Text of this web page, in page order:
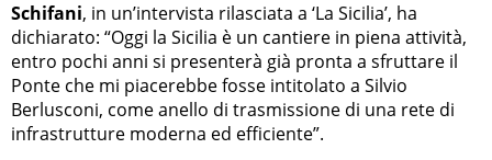
Schifani, in un’intervista rilasciata a ‘La Sicilia’, ha
dichiarato: “Oggi la Sicilia è un cantiere in piena attività,
entro pochi anni si presenterà già pronta a sfruttare il
Ponte che mi piacerebbe fosse intitolato a Silvio
Berlusconi, come anello di trasmissione di una rete di
infrastrutture moderna ed efficiente”.